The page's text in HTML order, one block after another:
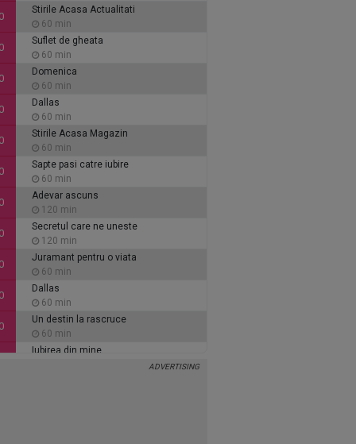
Stirile Acasa Actualitati
60 min
Suflet de gheata
60 min
Domenica
60 min
Dallas
60 min
Stirile Acasa Magazin
60 min
Sapte pasi catre iubire
60 min
Adevar ascuns
120 min
Secretul care ne uneste
120 min
Juramant pentru o viata
60 min
Dallas
60 min
Un destin la rascruce
60 min
Iubirea din mine